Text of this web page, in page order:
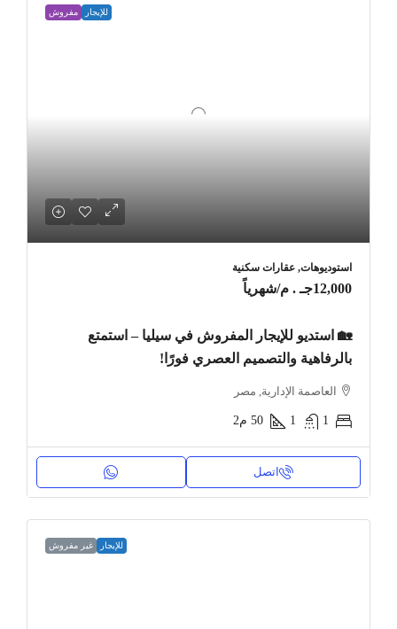
للإيجار مفروش
استوديوهات, عقارات سكنية
12,000جـ . م /شهرياً
🏡 استديو للإيجار المفروش في سيليا – استمتع
بالرفاهية والتصميم العصري فورًا!
العاصمة الإدارية, مصر
1
1
50 م2
اتصل
للإيجار غير مفروش